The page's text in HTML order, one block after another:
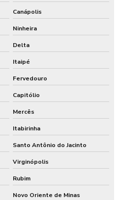
Canápolis
Ninheira
Delta
Itaipé
Fervedouro
Capitólio
Mercês
Itabirinha
Santo Antônio do Jacinto
Virginópolis
Rubim
Novo Oriente de Minas